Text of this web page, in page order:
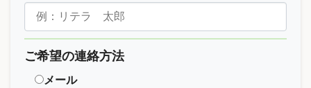
ご希望の連絡方法
メール